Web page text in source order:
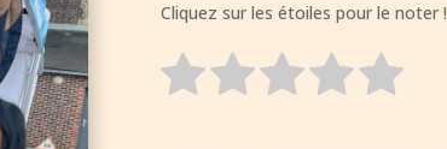
Cliquez sur les étoiles pour le noter !